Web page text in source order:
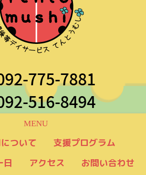
775-7881
516-8494
MENU
ついて
支援プログラム
日
アクセス
お問い合わせ